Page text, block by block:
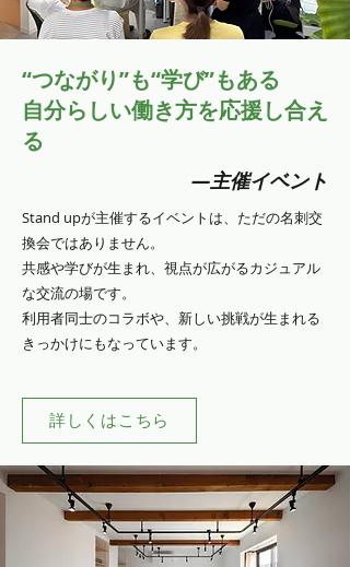
“つながり”も“学び”もある
自分らしい働き方を応援し合え
る
―主催イベント
Stand upが主催するイベントは、ただの名刺交
換会ではありません。
共感や学びが生まれ、視点が広がるカジュアル
な交流の場です。
利用者同士のコラボや、新しい挑戦が生まれる
きっかけにもなっています。
詳しくはこちら